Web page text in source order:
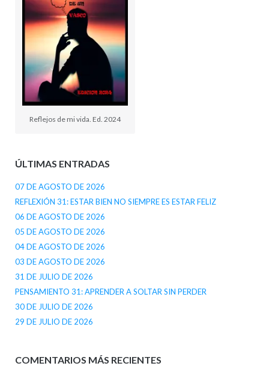
Reflejos de mi vida. Ed. 2024
ÚLTIMAS ENTRADAS
07 DE AGOSTO DE 2026
REFLEXIÓN 31: ESTAR BIEN NO SIEMPRE ES ESTAR FELIZ
06 DE AGOSTO DE 2026
05 DE AGOSTO DE 2026
04 DE AGOSTO DE 2026
03 DE AGOSTO DE 2026
31 DE JULIO DE 2026
PENSAMIENTO 31: APRENDER A SOLTAR SIN PERDER
30 DE JULIO DE 2026
29 DE JULIO DE 2026
COMENTARIOS MÁS RECIENTES